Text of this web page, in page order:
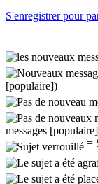
S'enregistrer pour
[populaire])
messages
=